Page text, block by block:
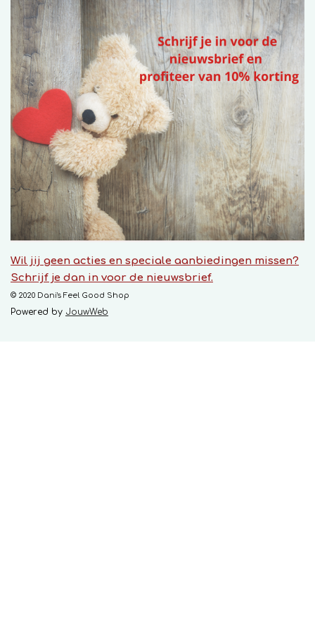
Wil jij geen acties en speciale aanbiedingen missen?
Schrijf je dan in voor de nieuwsbrief.
© 2020 Dani's Feel Good Shop
Powered by JouwWeb